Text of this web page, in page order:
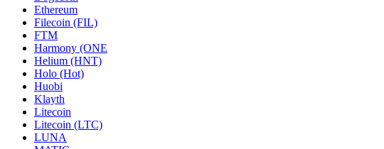
Ethereum
Filecoin (FIL)
FTM
Harmony (ONE
Helium (HNT)
Holo (Hot)
Huobi
Klayth
Litecoin
Litecoin (LTC)
LUNA